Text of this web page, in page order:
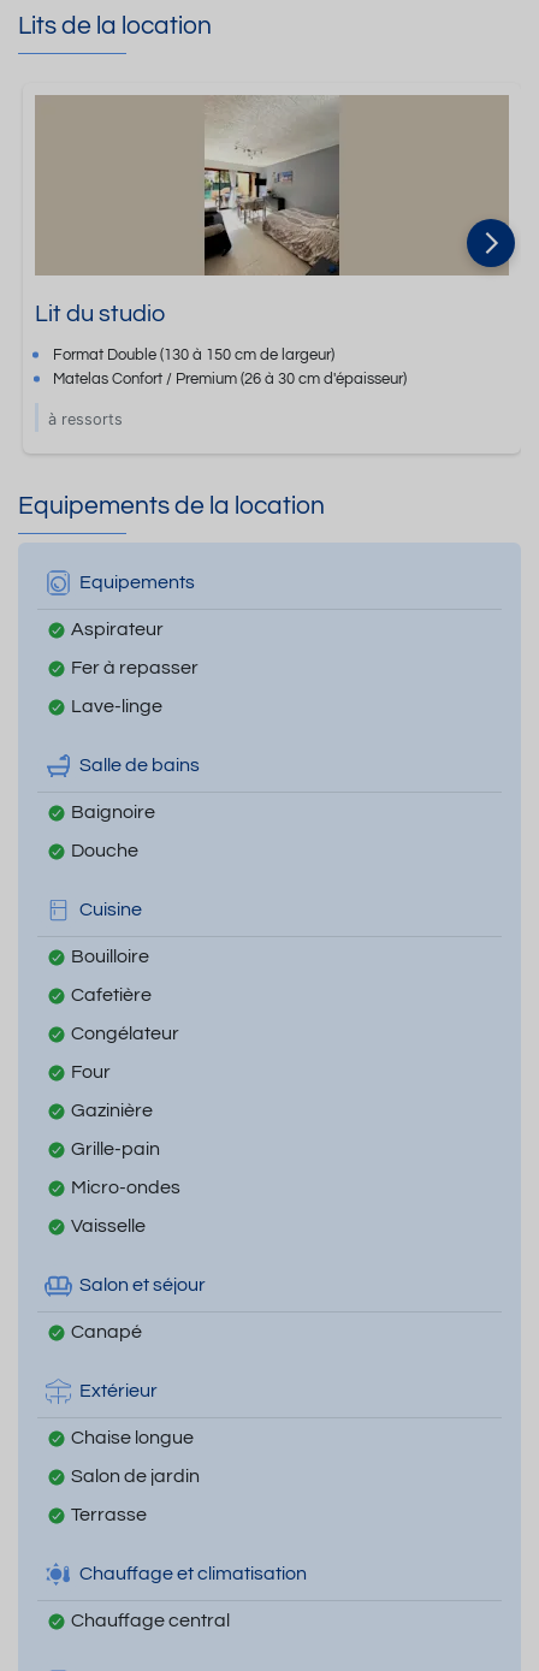
Lits de la location
Lit du studio
Format Double (130 à 150 cm de largeur)
Matelas Confort / Premium(26 à 30 cm d'épaisseur)
à ressorts
Equipements de la location
Equipements
Aspirateur
Fer à repasser
Lave-linge
Salle de bains
Baignoire
Douche
Cuisine
Bouilloire
Cafetière
Congélateur
Four
Gazinière
Grille-pain
Micro-ondes
Vaisselle
Salon et séjour
Canapé
Extérieur
Chaise longue
Salon de jardin
Terrasse
Chauffage et climatisation
Chauffage central